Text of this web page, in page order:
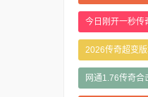
今日刚开一秒传
2026传奇超变
网通1.76传奇合